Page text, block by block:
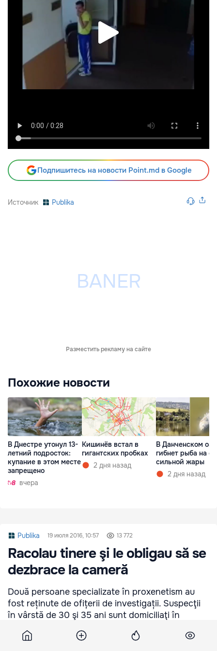
Подпишитесь на новости Point.md в Google
Источник Publika
Разместить рекламу на сайте
Похожие новости
В Днестре утонул 13-
летний подросток:
купание в этом месте
запрещено
вчера
Кишинёв встал в
гигантских пробках
2 дня назад
В Данченском
гибнет рыба на
сильной жары
2 дня назад
Publika 19 июля 2016, 10:57 13 772
Racolau tinere şi le obligau să se
dezbrace la cameră
Două persoane specializate în proxenetism au
fost reținute de ofițerii de investigații. Suspecţii
în vârstă de 30 şi 35 ani sunt domiciliaţi în
Bărbatul a fost reţinut pentru 72 de ore.